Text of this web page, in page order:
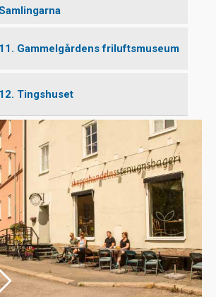
11. Gammelgårdens friluftsmuseum
12. Tingshuset